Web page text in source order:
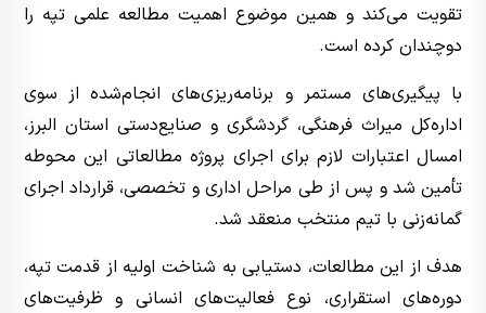
تقویت می‌کند و همین موضوع اهمیت مطالعه علمی تپه را
دوچندان کرده است.
با پیگیری‌های مستمر و برنامه‌ریزی‌های انجام‌شده از سوی
اداره‌کل میراث فرهنگی، گردشگری و صنایع‌دستی استان البرز،
امسال اعتبارات لازم برای اجرای پروژه مطالعاتی این محوطه
تأمین شد و پس از طی مراحل اداری و تخصصی، قرارداد اجرای
گمانه‌زنی با تیم منتخب منعقد شد.
هدف از این مطالعات، دستیابی به شناخت اولیه از قدمت تپه،
دوره‌های استقراری، نوع فعالیت‌های انسانی و ظرفیت‌های